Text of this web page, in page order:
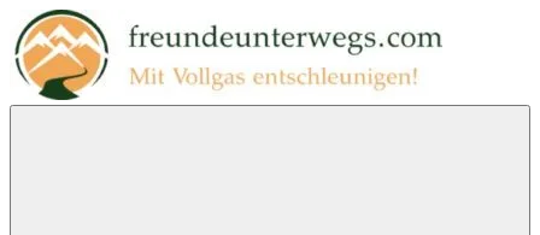
Zum
Inhalt
springen